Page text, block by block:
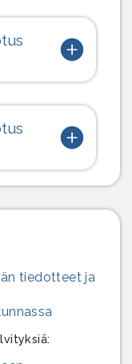
tiedotteet ja